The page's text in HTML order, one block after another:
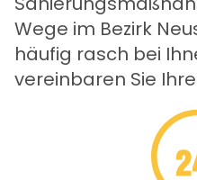
Wege im Bezirk
häufig rasch bei
vereinbaren Sie